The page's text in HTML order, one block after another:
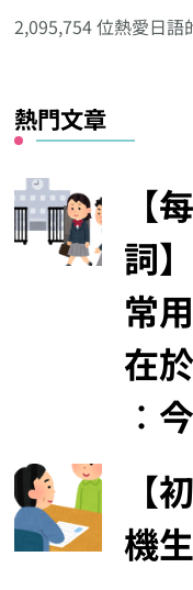
類
2,095,754 位熱愛日語
熱門文章
【
詞
常
在
︰
【
機